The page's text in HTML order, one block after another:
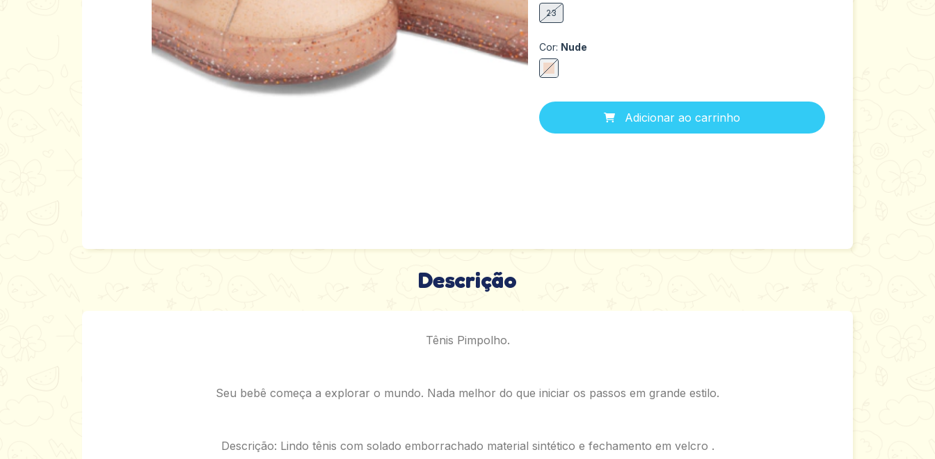
23
Cor: Nude
Descrição
Tênis Pimpolho.
Seu bebê começa a explorar o mundo. Nada melhor do que iniciar os passos em grande estilo.
Descrição: Lindo tênis com solado emborrachado material sintético e fechamento em velcro .